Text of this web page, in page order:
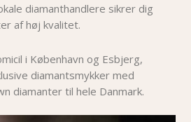
diamanthandlere sikrer dig
af høj kvalitet.
i København og Esbjerg,
diamantsmykker med
diamanter til hele Danmark.